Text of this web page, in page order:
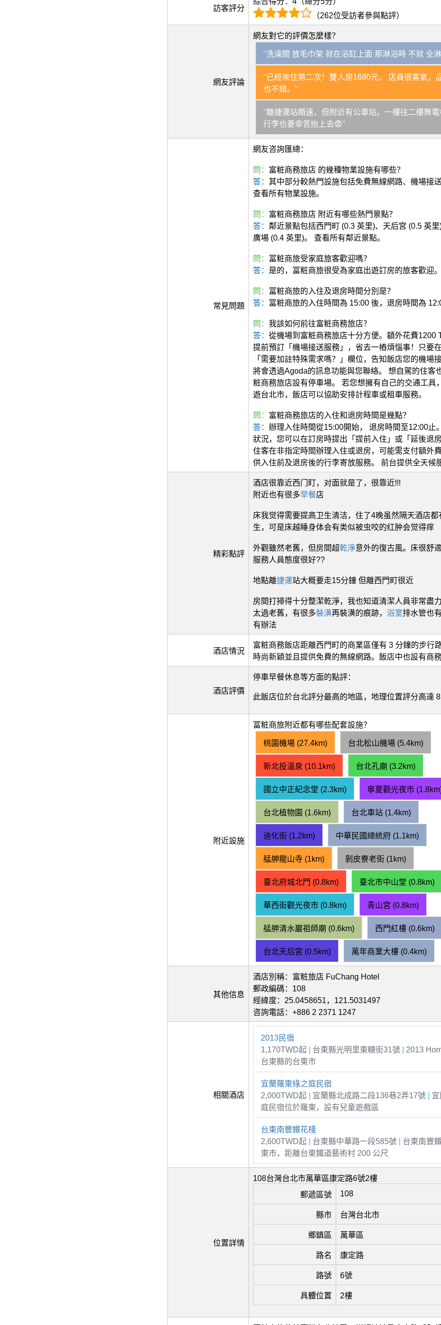
訪客評分
（262位受訪者參與點評）
網友評論
網友對它的評價怎麼樣？
"洗澡間 放毛巾架 就在浴缸上面 那淋浴時 不就 全
"已經來住第二次！雙人房1680元， 店員很客氣，
也不錯。"
"離捷運站頗遠，但附近有公車站。一樓往二樓無
行李也要幸苦抬上去😨"
常見問題
網友咨詢匯總：
問： 富粧商務旅店 的幾種物業設施有哪些？
答： 其中部分較熱門設施包括免費無線網路、機場接
查看所有物業設施。
問： 富粧商務旅店 附近有哪些熱門景點？
答： 鄰近景點包括西門町 (0.3 英里)、天后宮 (0.5 英
廣場 (0.4 英里)。 查看所有鄰近景點。
問： 冨粧商旅受家庭旅客歡迎嗎？
答： 是的，冨粧商旅很受為家庭出遊訂房的旅客歡迎。
問： 冨粧商旅的入住及退房時間分別是？
答： 冨粧商旅的入住時間為 15:00 後，退房時間為
問： 我該如何前往富粧商務旅店？
答： 從機場到富粧商務旅店十分方便。額外花費1200
提前預訂「機場接送服務」，省去一樁煩惱事！只要
「需要加註特殊需求嗎？」欄位，告知飯店您的機場
將會透過Agoda的訊息功能與您聯絡。 想自駕的住客
粧商務旅店設有停車場。 若您想擁有自己的交通工具
遊台北市，飯店可以協助安排計程車或租車服務。
問： 富粧商務旅店的入住和退房時間是幾點？
答： 辦理入住時間從15:00開始， 退房時間至12:00止
狀況，您可以在訂房時提出「提前入住」或「延後退
住客在非指定時間辦理入住或退房，可能需支付額外
供入住前及退房後的行李寄放服務。 前台提供全天候
精彩點評
酒店很靠近西门盯，对面就是了，很靠近!!!
附近也有很多早餐店
床我觉得需要提高卫生清洁，住了4晚虽然隔天酒店都
生，可是床越睡身体会有类似被虫咬的红肿会觉得痒
外觀雖然老舊，但房間超乾淨意外的復古風。床很舒
服務人員態度很好??
地點離捷運站大概要走15分鐘 但離西門町很近
房間打掃得十分整潔乾淨，我也知道清潔人員非常盡
太過老舊，有很多裝潢再裝潢的痕跡， 浴室排水管也
有辦法
酒店情況
富粧商務飯店距離西門町的商業區僅有 3 分鐘的步行
時尚新穎並且提供免費的無線網路。飯店中也設有商務
酒店評價
停車早餐休息等方面的點評：
此飯店位於台北評分最高的地區，地理位置評分高達
附近設施
冨粧商旅附近都有哪些配套設施？
桃園機場 (27.4km) 台北松山機場 (5.4km)
新北投溫泉 (10.1km) 台北孔廟 (3.2km)
國立中正紀念堂 (2.3km) 寧夏觀光夜市
台北植物園 (1.6km) 台北車站 (1.4km)
迪化街 (1.2km) 中華民國總統府 (1.1km)
艋舺龍山寺 (1km) 剝皮寮老街 (1km)
臺北府城北門 (0.8km) 臺北市中山堂 (0.8km)
華西街觀光夜市 (0.8km) 青山宮 (0.8km)
艋舺清水巖祖師廟 (0.6km) 西門紅樓 (0.6km)
台北天后宮 (0.5km) 萬年商業大樓 (0.4km)
其他信息
酒店別稱：富粧旅店 FuChang Hotel
郵政編碼：108
經緯度：25.0458651，121.5031497
咨詢電話：+886 2 2371 1247
相關酒店
2013民宿
1,170TWD起
台東縣光明里東糖街31號
2013
台東縣的台東市
宜蘭羅東綠之庭民宿
2,000TWD起
宜蘭縣北成路二段136巷2弄17號
庭民宿位於羅東，設有兒童遊戲區
台東南豐鐵花棧
2,600TWD起
台東縣中華路一段585號
台東南豐
東市，距離台東鐵道藝術村 200 公尺
位置詳情
108台灣台北市萬華區康定路6號2樓
郵遞區號
108
縣市 台灣台北市
鄉鎮區 萬華區
路名 康定路
路號 6號
具體位置 2樓